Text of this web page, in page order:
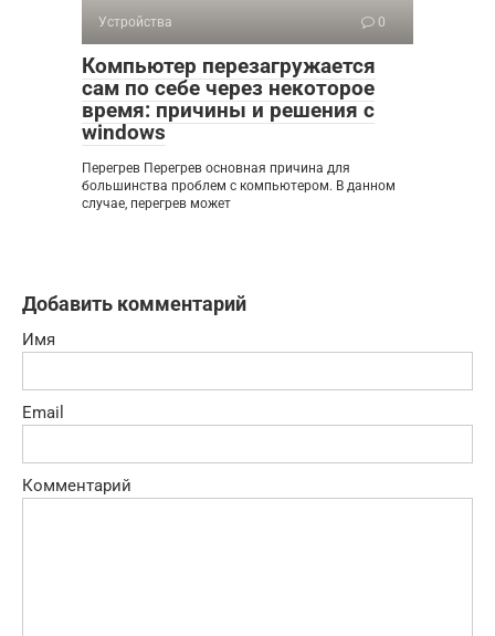
Устройства 0
Компьютер перезагружается
сам по себе через некоторое
время: причины и решения с
windows
Перегрев Перегрев основная причина для
большинства проблем с компьютером. В данном
случае, перегрев может
Добавить комментарий
Имя
Email
Комментарий